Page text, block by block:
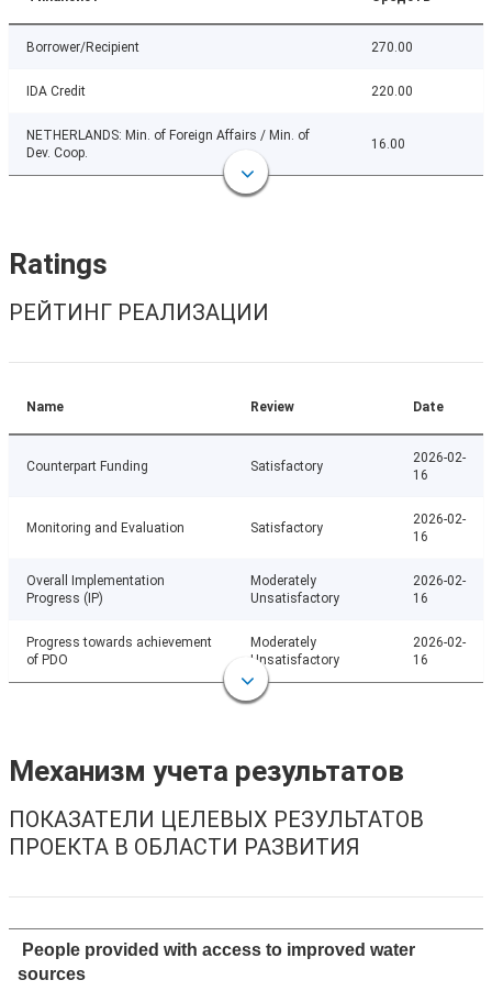
Borrower/Recipient 270.00
IDA Credit 220.00
NETHERLANDS: Min. of Foreign Affairs / Min. of
Dev. Coop.
16.00
Ratings
РЕЙТИНГ РЕАЛИЗАЦИИ
Name Review Date
Counterpart Funding Satisfactory
2026-02-
16
Monitoring and Evaluation Satisfactory
2026-02-
16
Overall Implementation
Progress (IP)
Moderately
Unsatisfactory
2026-02-
16
Progress towards achievement
of PDO
Moderately
Unsatisfactory
2026-02-
16
Механизм учета результатов
ПОКАЗАТЕЛИ ЦЕЛЕВЫХ РЕЗУЛЬТАТОВ
ПРОЕКТА В ОБЛАСТИ РАЗВИТИЯ
People provided with access to improved water
sources